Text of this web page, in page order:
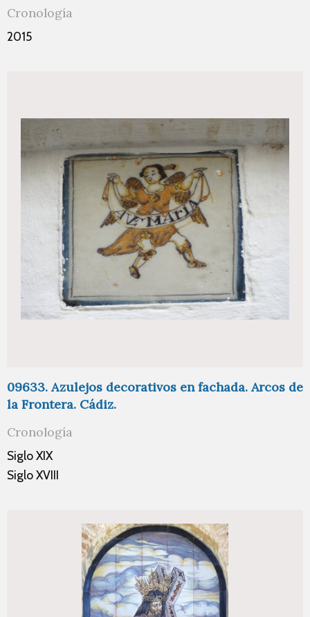
Cronología
2015
09633. Azulejos decorativos en fachada. Arcos de
la Frontera. Cádiz.
Cronología
Siglo XIX
Siglo XVIII